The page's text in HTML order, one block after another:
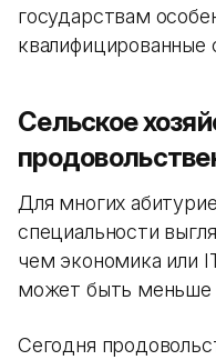
государствам
квалифицированные
Сельское
Для многих
специальности
чем экономика или
может быть меньше
Сегодня